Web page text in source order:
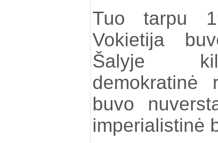
Tuo tarpu
Vokietija
Šalyje
demokratinė
buvo
imperialistinė